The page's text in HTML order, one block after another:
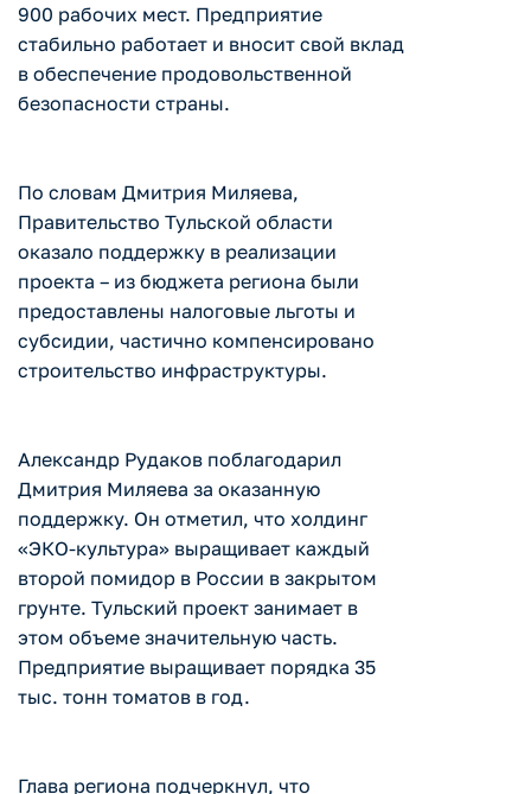
900 рабочих мест. Предприятие
стабильно работает и вносит свой вклад
в обеспечение продовольственной
безопасности страны.
По словам Дмитрия Миляева,
Правительство Тульской области
оказало поддержку в реализации
проекта – из бюджета региона были
предоставлены налоговые льготы и
субсидии, частично компенсировано
строительство инфраструктуры.
Александр Рудаков поблагодарил
Дмитрия Миляева за оказанную
поддержку. Он отметил, что холдинг
«ЭКО-культура» выращивает каждый
второй помидор в России в закрытом
грунте. Тульский проект занимает в
этом объеме значительную часть.
Предприятие выращивает порядка 35
тыс. тонн томатов в год.
Глава региона подчеркнул, что